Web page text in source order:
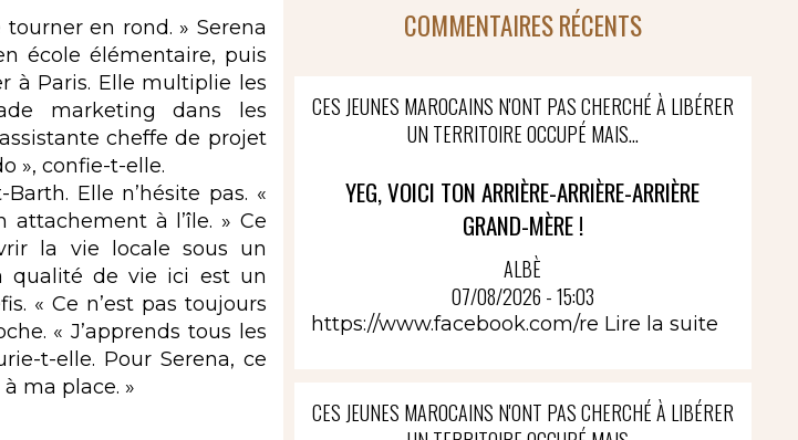
tourner en rond. » Serena
école élémentaire, puis
à Paris. Elle multiplie les
marketing dans les
cheffe de projet
», confie-t-elle.
Elle n’hésite pas. «
à l’île. » Ce
la vie locale sous un
qualité de vie ici est un
« Ce n’est pas toujours
« J’apprends tous les
t-elle. Pour Serena, ce
ma place. »
COMMENTAIRES RÉCENTS
CES JEUNES MAROCAINS N'ONT PAS CHERCHÉ À LIBÉRER
UN TERRITOIRE OCCUPÉ MAIS...
YEG, VOICI TON ARRIÈRE-ARRIÈRE-ARRIÈRE
GRAND-MÈRE !
ALBÈ
07/08/2026 - 15:03
https://www.facebook.com/re Lire la suite
CES JEUNES MAROCAINS N'ONT PAS CHERCHÉ À LIBÉRER